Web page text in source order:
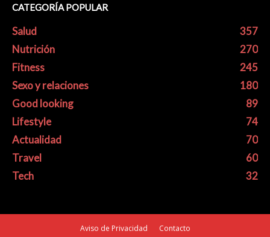
CATEGORÍA POPULAR
Salud
357
Nutrición
270
Fitness
245
Sexo y relaciones
180
Good looking
89
Lifestyle
74
Actualidad
70
Travel
60
Tech
32
Aviso de Privacidad Contacto